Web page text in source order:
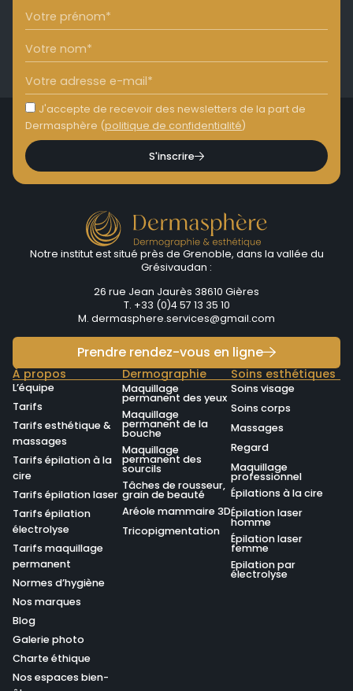
J'accepte de recevoir des newsletters de la part de
Dermasphère (politique de confidentialité)
S'inscrire
Notre institut est situé près de Grenoble, dans la vallée du
Grésivaudan :
26 rue Jean Jaurès 38610 Gières
T. +33 (0)4 57 13 35 10
M. dermasphere.services@gmail.com
Prendre rendez-vous en ligne
À propos
L’équipe
Tarifs
Tarifs esthétique &
massages
Tarifs épilation à la
cire
Tarifs épilation laser
Tarifs épilation
électrolyse
Tarifs maquillage
permanent
Normes d’hygiène
Nos marques
Blog
Galerie photo
Charte éthique
Nos espaces bien-
Dermographie
Maquillage
permanent des yeux
Maquillage
permanent de la
bouche
Maquillage
permanent des
sourcils
Tâches de rousseur,
grain de beauté
Aréole mammaire 3D
Tricopigmentation
Soins esthétiques
Soins visage
Soins corps
Massages
Regard
Maquillage
professionnel
Épilations à la cire
Épilation laser
homme
Épilation laser
femme
Epilation par
électrolyse